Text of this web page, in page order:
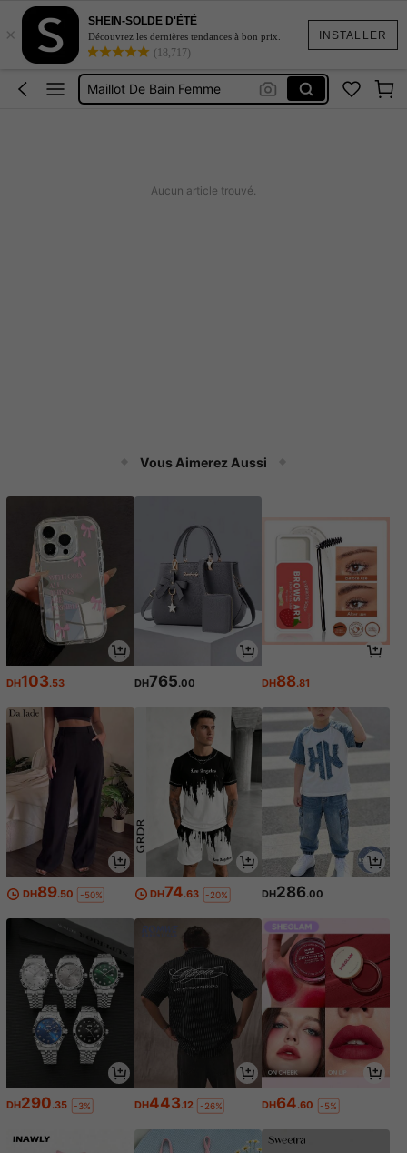
INSTALLER
×
SHEIN-SOLDE D'ÉTÉ
Découvrez les dernières tendances à bon prix.
(18,717)
Robe Femme été
Maillot De Bain Femme
Aucun article trouvé.
Vous Aimerez Aussi
DH103.53 DH765.00 DH88.81
DH89.50 -50% DH74.63 -20% DH286.00
DH290.35 -3% DH443.12 -26% DH64.60 -5%